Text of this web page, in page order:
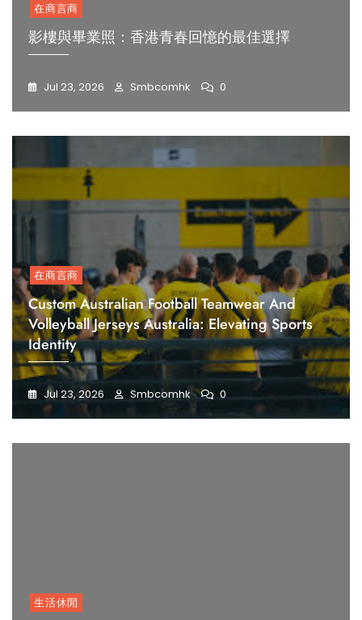
在商言商
影樓與畢業照：香港青春回憶的最佳選擇
Jul 23, 2026 Smbcomhk 0
在商言商
Custom Australian Football Teamwear And
Volleyball Jerseys Australia: Elevating Sports
Identity
Jul 23, 2026 Smbcomhk 0
生活休閒